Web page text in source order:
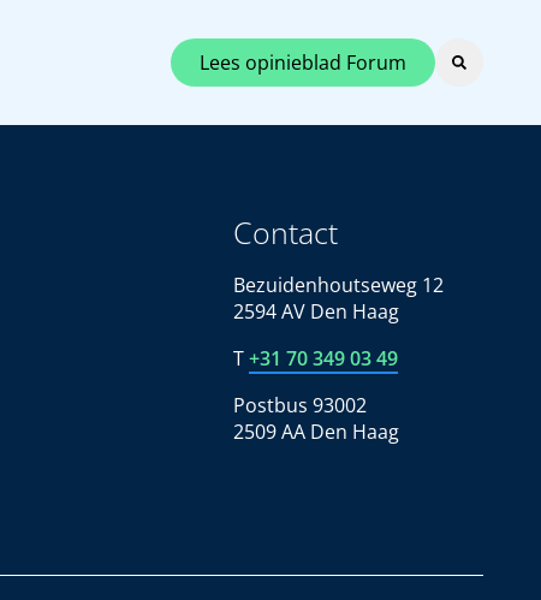
Lees opinieblad Forum
Contact
Bezuidenhoutseweg 12
2594 AV Den Haag
T+31 70 349 03 49
Postbus 93002
2509 AA Den Haag